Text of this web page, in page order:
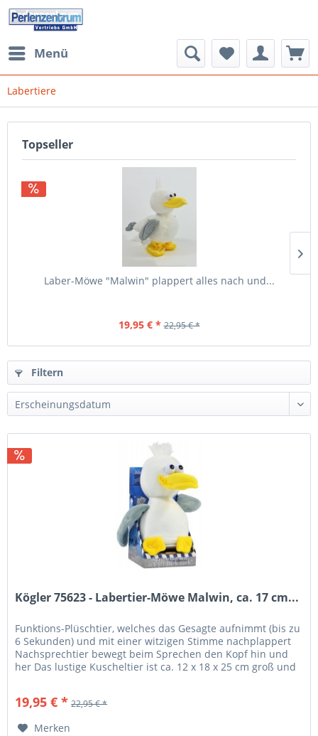
Menü
Labertiere
Topseller
Laber-Möwe "Malwin" plappert alles nach und...
19,95 € * 22,95 € *
Filtern
Kögler 75623 - Labertier-Möwe Malwin, ca. 17 cm...
Funktions-Plüschtier, welches das Gesagte aufnimmt (bis zu
6 Sekunden) und mit einer witzigen Stimme nachplappert
Nachsprechtier bewegt beim Sprechen den Kopf hin und
her Das lustige Kuscheltier ist ca. 12 x 18 x 25 cm groß und
19,95 € * 22,95 € *
Merken